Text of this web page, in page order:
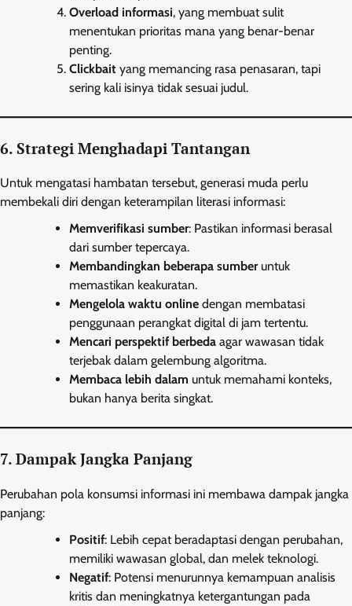
Overload informasi, yang membuat sulit
menentukan prioritas mana yang benar-benar
penting.
Clickbait yang memancing rasa penasaran, tapi
sering kali isinya tidak sesuai judul.
6. Strategi Menghadapi Tantangan
Untuk mengatasi hambatan tersebut, generasi muda perlu
membekali diri dengan keterampilan literasi informasi:
Memverifikasi sumber: Pastikan informasi berasal
dari sumber tepercaya.
Membandingkan beberapa sumberuntuk
memastikan keakuratan.
Mengelola waktu online dengan membatasi
penggunaan perangkat digital di jam tertentu.
Mencari perspektif berbeda agar wawasan tidak
terjebak dalam gelembung algoritma.
Membaca lebih dalam untuk memahami konteks,
bukan hanya berita singkat.
7. Dampak Jangka Panjang
Perubahan pola konsumsi informasi ini membawa dampak jangka
panjang:
Positif: Lebih cepat beradaptasi dengan perubahan,
memiliki wawasan global, dan melek teknologi.
Negatif: Potensi menurunnya kemampuan analisis
kritis dan meningkatnya ketergantungan pada